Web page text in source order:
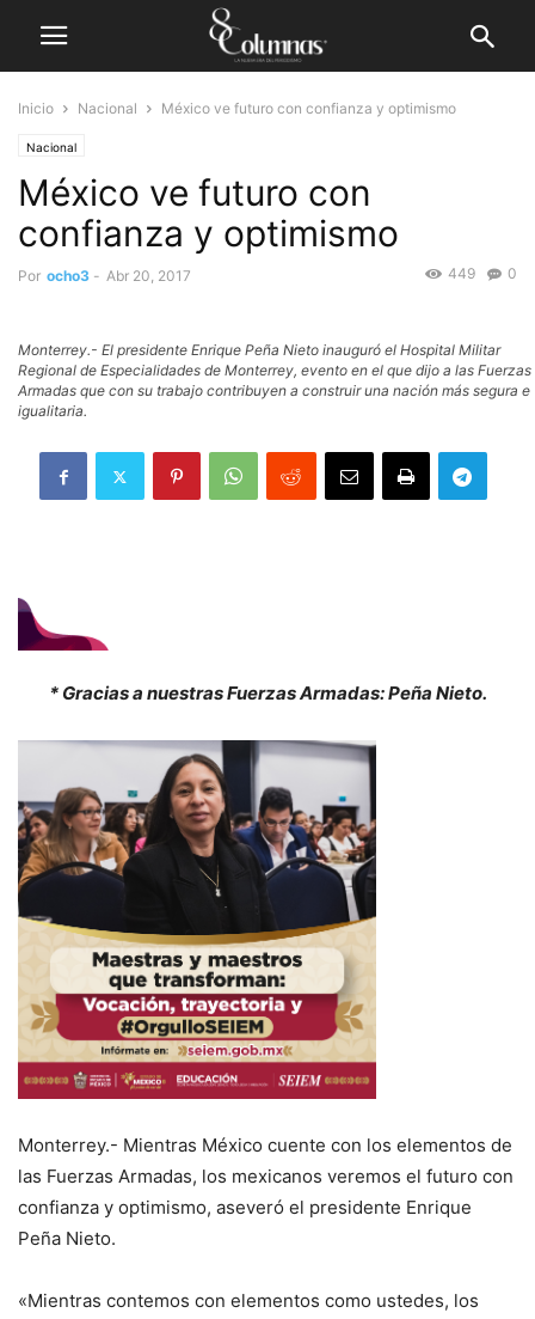
Inicio Nacional México ve futuro con confianza y optimismo
Nacional
México ve futuro con
confianza y optimismo
Por ocho3 - Abr 20, 2017 0
449
Monterrey.- El presidente Enrique Peña Nieto inauguró el Hospital Militar
Regional de Especialidades de Monterrey, evento en el que dijo a las Fuerzas
Armadas que con su trabajo contribuyen a construir una nación más segura e
igualitaria.
* Gracias a nuestras Fuerzas Armadas: Peña Nieto.
Monterrey.- Mientras México cuente con los elementos de
las Fuerzas Armadas, los mexicanos veremos el futuro con
confianza y optimismo, aseveró el presidente Enrique
Peña Nieto.
«Mientras contemos con elementos como ustedes, los